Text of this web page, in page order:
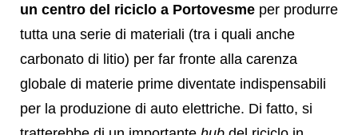
un centro del riciclo a Portovesme per produrre
tutta una serie di materiali (tra i quali anche
carbonato di litio) per far fronte alla carenza
globale di materie prime diventate indispensabili
per la produzione di auto elettriche. Di fatto, si